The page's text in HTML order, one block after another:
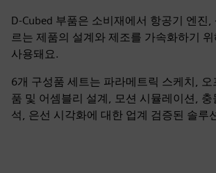
D-Cubed 부품은 소비재에서 항공기 엔진,
르는 제품의 설계와 제조를 가속화하기
사용돼요.
6개 구성품 세트는 파라메트릭 스케치,
품 및 어셈블리 설계, 모션 시뮬레이션,
석, 은선 시각화에 대한 업계 검증된 솔루